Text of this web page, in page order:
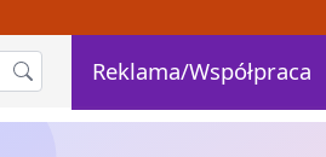
Reklama/Współpraca